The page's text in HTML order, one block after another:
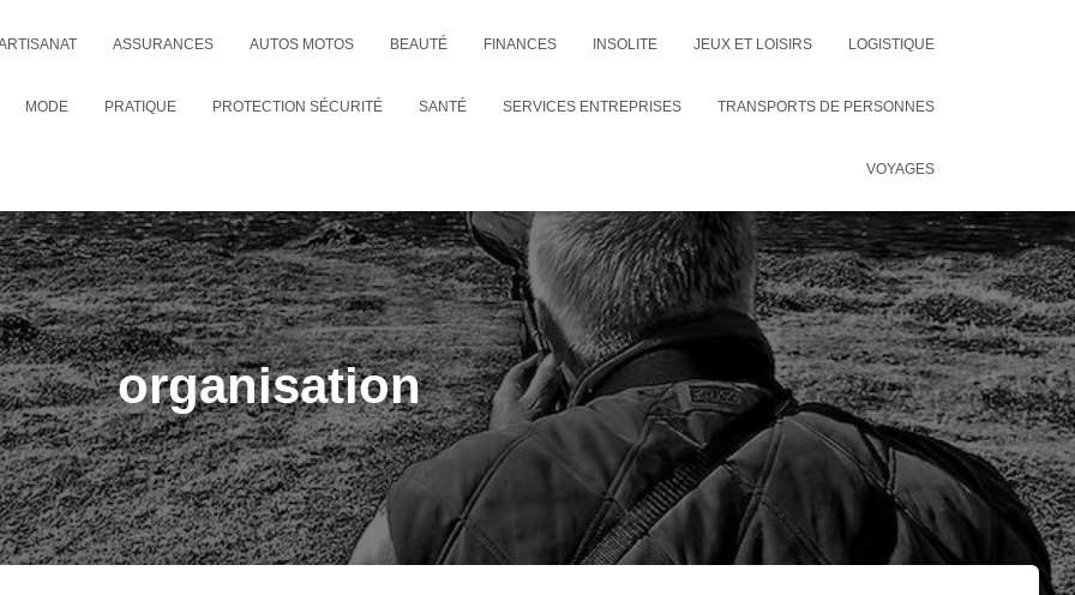
ASSURANCES AUTOS MOTOS BEAUTÉ FINANCES INSOLITE JEUX ET LOISIRS LOGISTIQUE
MODE PRATIQUE PROTECTION SÉCURITÉ SANTÉ SERVICES ENTREPRISES TRANSPORTS DE PERSONNES
VOYAGES
organisation